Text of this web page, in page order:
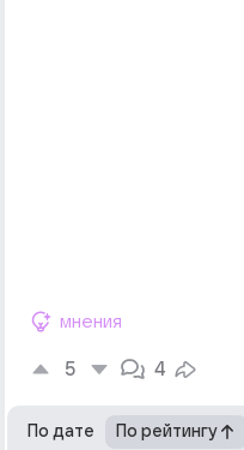
мнения
5 4
По дате По рейтингу